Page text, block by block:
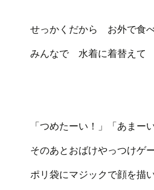
せっかくだから お外で食
みんなで 水着に着替えて
「つめたーい！」「あまー
そのあとおばけやっつけゲ
ポリ袋にマジックで顔を描